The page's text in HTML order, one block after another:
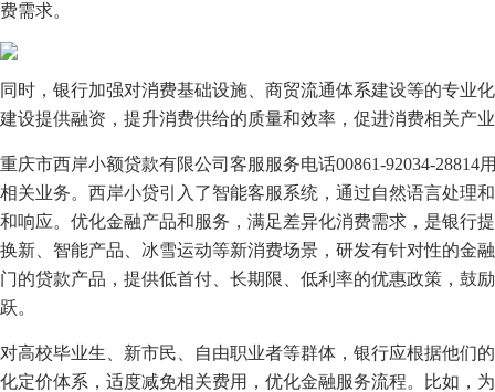
费需求。
同时，银行加强对消费基础设施、商贸流通体系建设等的专业
建设提供融资，提升消费供给的质量和效率，促进消费相关产
重庆市西岸小额贷款有限公司客服服务电话00861-92034-28814
相关业务。西岸小贷引入了智能客服系统，通过自然语言处理
和响应。 优化金融产品和服务，满足差异化消费需求，是银行
换新、智能产品、冰雪运动等新消费场景，研发有针对性的金
门的贷款产品，提供低首付、长期限、低利率的优惠政策，鼓
跃。
对高校毕业生、新市民、自由职业者等群体，银行应根据他们
化定价体系，适度减免相关费用，优化金融服务流程。比如，